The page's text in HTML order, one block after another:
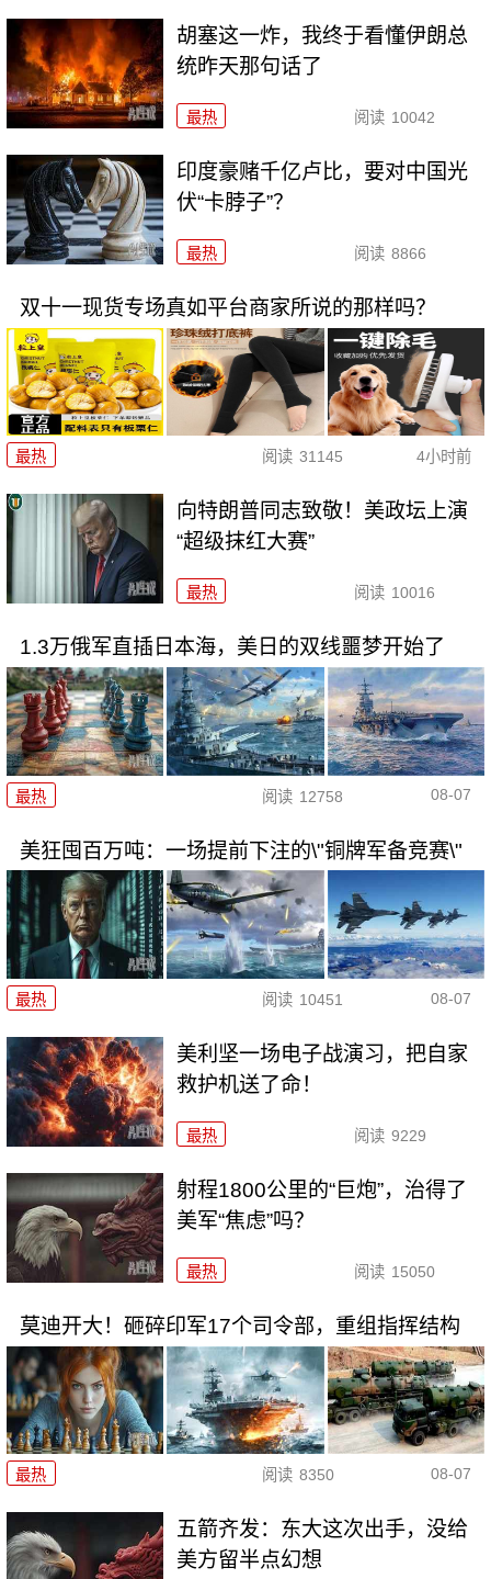
胡塞这一炸，我终于看懂伊朗总
统昨天那句话了
最热 阅读 10042
印度豪赌千亿卢比，要对中国光
伏“卡脖子”？
最热 阅读 8866
双十一现货专场真如平台商家所说的那样吗？
最热 阅读 31145 4小时前
向特朗普同志致敬！美政坛上演
“超级抹红大赛”
最热 阅读 10016
1.3万俄军直插日本海，美日的双线噩梦开始了
最热 阅读 12758 08-07
美狂囤百万吨：一场提前下注的\"铜牌军备竞赛\"
最热 阅读 10451 08-07
美利坚一场电子战演习，把自家
救护机送了命！
最热 阅读 9229
射程1800公里的“巨炮”，治得了
美军“焦虑”吗？
最热 阅读 15050
莫迪开大！砸碎印军17个司令部，重组指挥结构
最热 阅读 8350 08-07
五箭齐发：东大这次出手，没给
美方留半点幻想